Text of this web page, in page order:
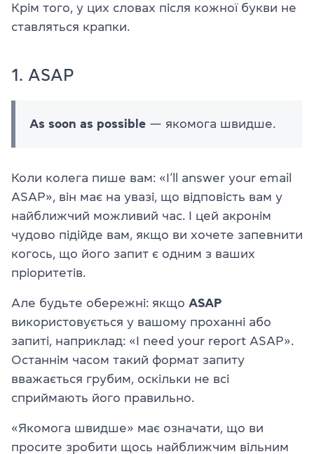
Крім того, у цих словах після кожної букви не
ставляться крапки.
1. ASAP
As soon as possible — якомога швидше.
Коли колега пише вам: «I’ll answer your email
ASAP», він має на увазі, що відповість вам у
найближчий можливий час. І цей акронім
чудово підійде вам, якщо ви хочете запевнити
когось, що його запит є одним з ваших
пріоритетів.
Але будьте обережні: якщо ASAP
використовується у вашому проханні або
запиті, наприклад: «I need your report ASAP».
Останнім часом такий формат запиту
вважається грубим, оскільки не всі
сприймають його правильно.
«Якомога швидше» має означати, що ви
просите зробити щось найближчим вільним